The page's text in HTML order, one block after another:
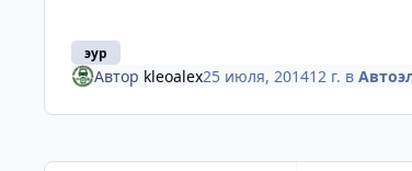
эур
Автор kleoalex25 июля, 201412 г. в